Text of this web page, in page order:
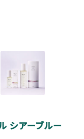
シアーブルー